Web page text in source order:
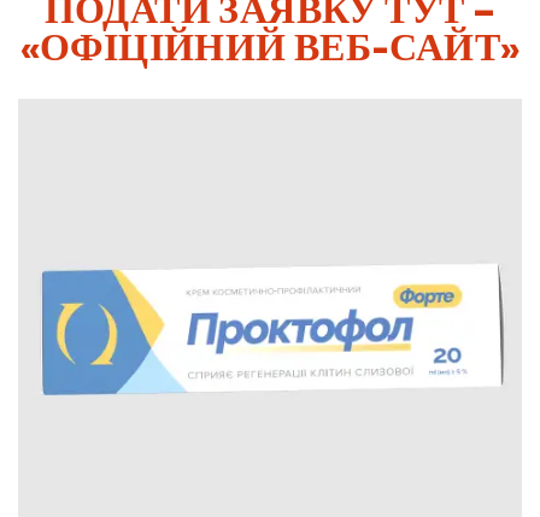
«ОФІЦІЙНИЙ ВЕБ-САЙТ»